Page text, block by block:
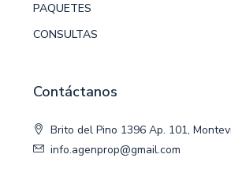
PAQUETES
CONSULTAS
Contáctanos
Brito del Pino 1396 Ap. 101,
info.agenprop@gmail.com